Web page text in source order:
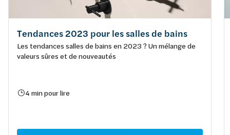
Tendances 2023 pour les salles de bains
Les tendances salles de bains en 2023 ? Un mélange de
valeurs sûres et de nouveautés
4 min pour lire